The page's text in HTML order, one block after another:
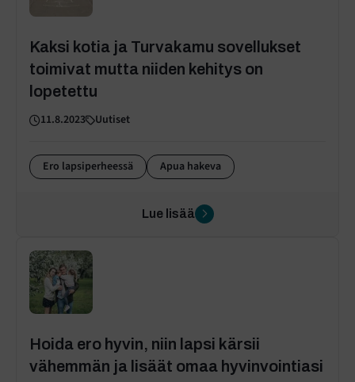
Kaksi kotia ja Turvakamu sovellukset
toimivat mutta niiden kehitys on
lopetettu
11.8.2023 Uutiset
Ero lapsiperheessä Apua hakeva
Lue lisää
Hoida ero hyvin, niin lapsi kärsii
vähemmän ja lisäät omaa hyvinvointiasi